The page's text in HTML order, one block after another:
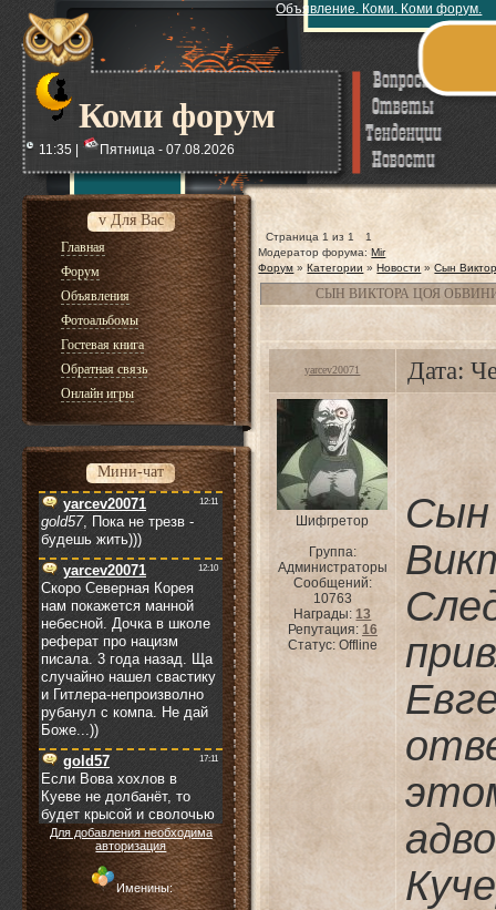
Коми форум
Объявление. Коми. Коми форум.
11:35 | Пятница - 07.08.2026
v Для Вас
Главная
Форум
Объявления
Фотоальбомы
Гостевая книга
Обратная связь
Онлайн игры
Мини-чат
Для добавления необходима
авторизация
Именины:
Страница 1 из 1
1
Модератор форума:Mir
Форум » Категории » Новости » Сын
СЫН ВИКТОРА ЦОЯ
yarcev20071 Дата:
Шифгретор
Группа:
Администраторы
Сообщений:
10763
Награды:13
Репутация: 16
Статус: Offline
Сын